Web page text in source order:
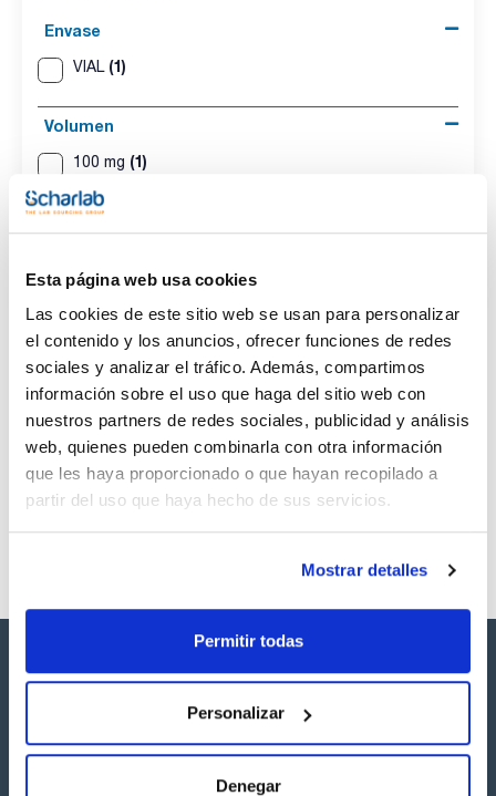
Esta página web usa cookies
Las cookies de este sitio web se usan para personalizar
el contenido y los anuncios, ofrecer funciones de redes
sociales y analizar el tráfico. Además, compartimos
información sobre el uso que haga del sitio web con
nuestros partners de redes sociales, publicidad y análisis
web, quienes pueden combinarla con otra información
que les haya proporcionado o que hayan recopilado a
partir del uso que haya hecho de sus servicios.
Mostrar detalles
Permitir todas
Personalizar
Denegar
Envase
VIAL (1)
Volumen
100 mg (1)
Envase
VIAL
Volumen
100 mg
CAS
[646-31-1]
Referencia
SB528100MG
x100mg
Comprar
Disponibilidad
Ver stock
Síguenos: